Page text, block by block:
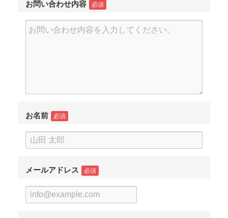
お問い合わせ内容 必須
お名前 必須
メールアドレス 必須